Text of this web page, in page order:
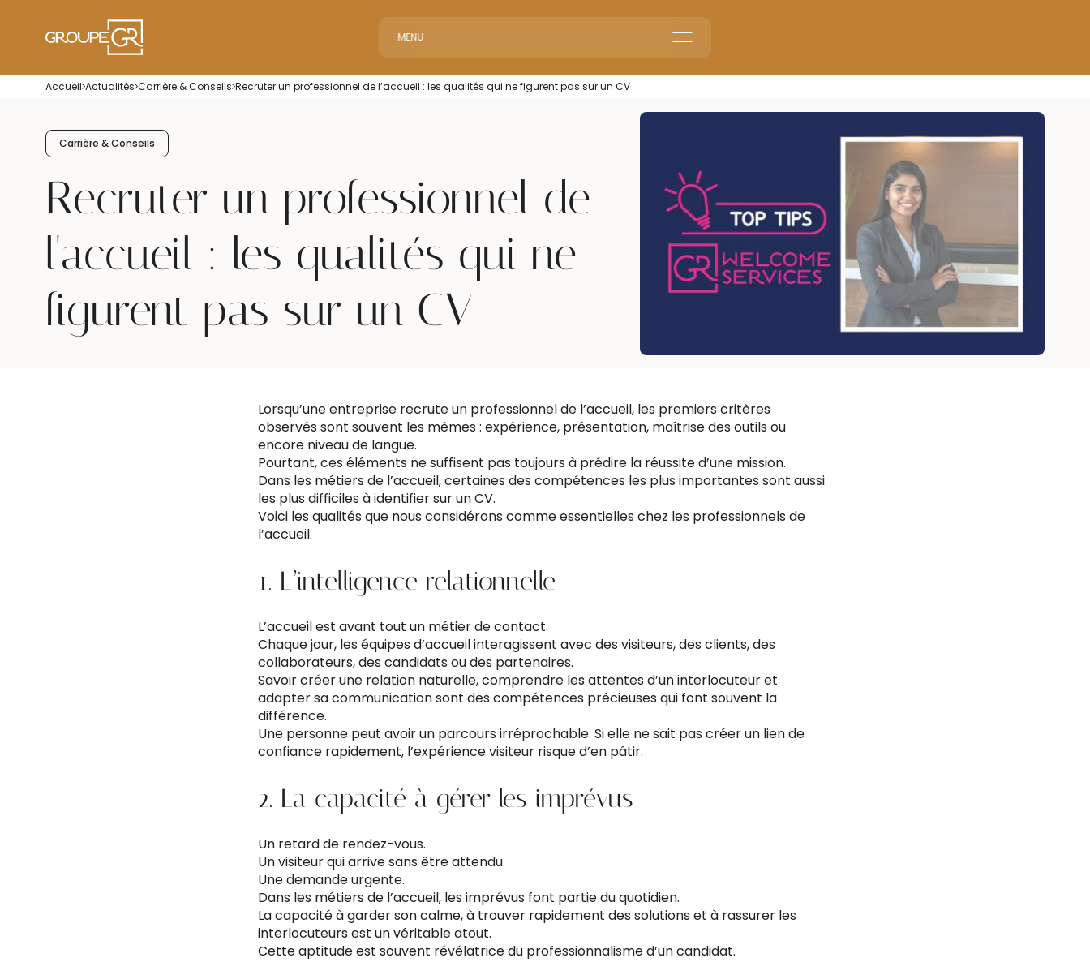
MENU
Le groupe GR
Accueil Actualités Carrière & Conseils Recruter un professionnel de l’accueil : les qualités qui ne figurent pas sur un CV
Carrière & Conseils
Recruter un professionnel de
l'accueil : les qualités qui ne
figurent pas sur un CV
Lorsqu’une entreprise recrute un professionnel de l’accueil, les premiers critères
observés sont souvent les mêmes : expérience, présentation, maîtrise des outils ou
encore niveau de langue.
Pourtant, ces éléments ne suffisent pas toujours à prédire la réussite d’une mission.
Dans les métiers de l’accueil, certaines des compétences les plus importantes sont aussi
les plus difficiles à identifier sur un CV.
Voici les qualités que nous considérons comme essentielles chez les professionnels de
l’accueil.
1. L’intelligence relationnelle
L’accueil est avant tout un métier de contact.
Chaque jour, les équipes d’accueil interagissent avec des visiteurs, des clients, des
collaborateurs, des candidats ou des partenaires.
Savoir créer une relation naturelle, comprendre les attentes d’un interlocuteur et
adapter sa communication sont des compétences précieuses qui font souvent la
différence.
Une personne peut avoir un parcours irréprochable. Si elle ne sait pas créer un lien de
confiance rapidement, l’expérience visiteur risque d’en pâtir.
2. La capacité à gérer les imprévus
Un retard de rendez-vous.
Un visiteur qui arrive sans être attendu.
Une demande urgente.
Dans les métiers de l’accueil, les imprévus font partie du quotidien.
La capacité à garder son calme, à trouver rapidement des solutions et à rassurer les
interlocuteurs est un véritable atout.
Cette aptitude est souvent révélatrice du professionnalisme d’un candidat.